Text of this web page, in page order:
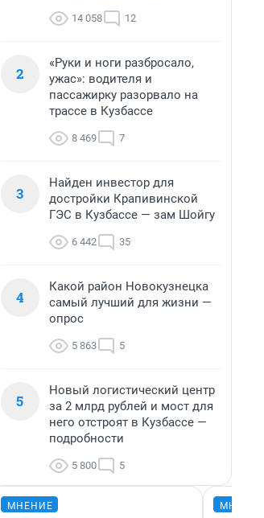
14 058 12
2
«Руки и ноги разбросало,
ужас»: водителя и
пассажирку разорвало на
трассе в Кузбассе
8 469 7
3
Найден инвестор для
достройки Крапивинской
ГЭС в Кузбассе — зам Шойгу
6 442 35
4
Какой район Новокузнецка
самый лучший для жизни —
опрос
5 863 5
5
Новый логистический центр
за 2 млрд рублей и мост для
него отстроят в Кузбассе —
подробности
5 800 5
МНЕНИЕ